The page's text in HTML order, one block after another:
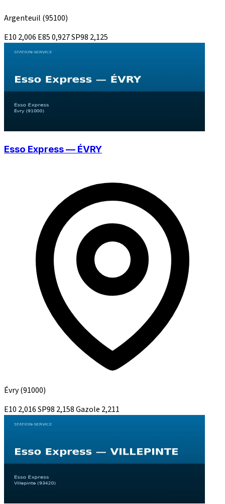
Argenteuil (95100)
E10 2,006 E850,927SP98 2,125
Esso Express — ÉVRY
Évry(91000)
E10 2,016SP98 2,158Gazole 2,211